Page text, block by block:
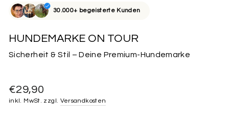
30.000+ begeisterte Kunden
HUNDEMARKE ON TOUR
Sicherheit & Stil – Deine Premium-Hundemarke
Normaler
Preis
€29,90
inkl. MwSt. zzgl. Versandkosten